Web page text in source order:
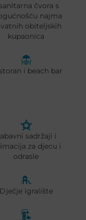
čvora s
najma
obiteljskih
kupaonica
i beach bar
sadržaji i
za djecu i
odrasle
Dječje igralište